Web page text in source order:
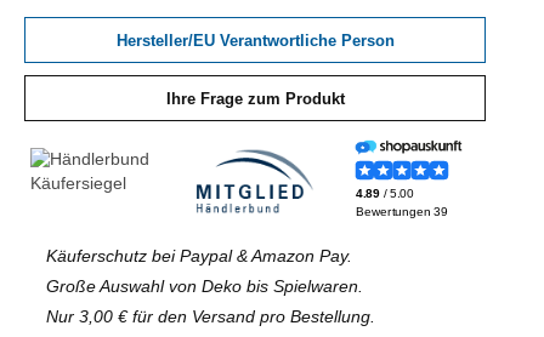
Hersteller/EU Verantwortliche Person
Ihre Frage zum Produkt
Käuferschutz bei Paypal & Amazon Pay.
Große Auswahl von Deko bis Spielwaren.
Nur 3,00 € für den Versand pro Bestellung.